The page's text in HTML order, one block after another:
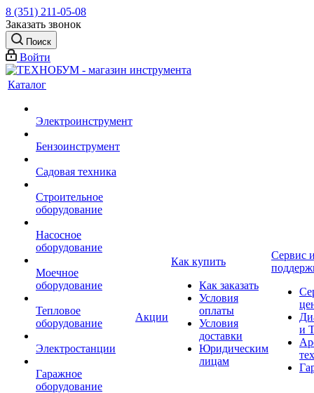
8 (351) 211-05-08
Заказать звонок
Поиск
Войти
Каталог
Электроинструмент
Бензоинструмент
Садовая техника
Строительное
оборудование
Насосное
оборудование
Моечное
оборудование
Тепловое
оборудование
Электростанции
Гаражное
оборудование
Акции
Как купить
Как заказать
Условия
оплаты
Условия
доставки
Юридическим
лицам
Сервис
и